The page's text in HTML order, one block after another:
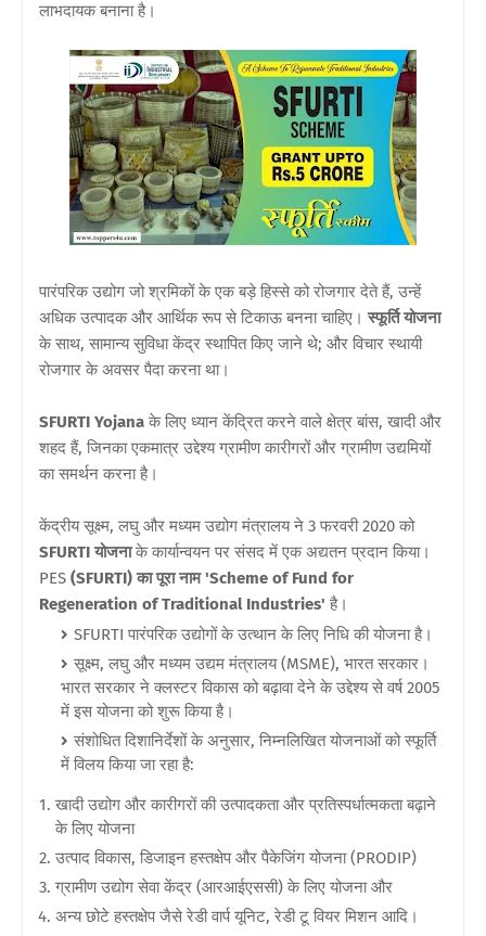
लाभदायक बनाना है।
पारंपरिक उद्योग जो श्रमिकों के एक बड़े हिस्से को रोजगार देते हैं, उन्हें
अधिक उत्पादक और आर्थिक रूप से टिकाऊ बनना चाहिए। स्फूर्ति योजना
के साथ, सामान्य सुविधा केंद्र स्थापित किए जाने थे; और विचार स्थायी
रोजगार के अवसर पैदा करना था।
SFURTI Yojana के लिए ध्यान केंद्रित करने वाले क्षेत्र बांस, खादी और
शहद हैं, जिनका एकमात्र उद्देश्य ग्रामीण कारीगरों और ग्रामीण उद्यमियों
का समर्थन करना है।
केंद्रीय सूक्ष्म, लघु और मध्यम उद्योग मंत्रालय ने 3 फरवरी 2020 को
SFURTI योजनाके कार्यान्वयन पर संसद में एक अद्यतन प्रदान किया।
PES (SFURTI) का पूरा नाम 'Scheme of Fund for
Regeneration of Traditional Industries' है।
SFURTI पारंपरिक उद्योगों के उत्थान के लिए निधि की योजना है।
सूक्ष्म, लघु और मध्यम उद्यम मंत्रालय (MSME), भारत सरकार।
भारत सरकार ने क्लस्टर विकास को बढ़ावा देने के उद्देश्य से वर्ष 2005
में इस योजना को शुरू किया है।
संशोधित दिशानिर्देशों के अनुसार, निम्नलिखित योजनाओं को स्फूर्ति
में विलय किया जा रहा है:
खादी उद्योग और कारीगरों की उत्पादकता और प्रतिस्पर्धात्मकता बढ़ाने
के लिए योजना
उत्पाद विकास, डिजाइन हस्तक्षेप और पैकेजिंग योजना (PRODIP)
ग्रामीण उद्योग सेवा केंद्र (आरआईएससी) के लिए योजना और
अन्य छोटे हस्तक्षेप जैसे रेडी वार्प यूनिट, रेडी टू वियर मिशन आदि।